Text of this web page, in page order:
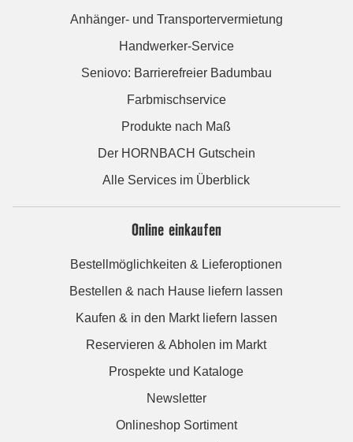
Anhänger- und Transportervermietung
Handwerker-Service
Seniovo: Barrierefreier Badumbau
Farbmischservice
Produkte nach Maß
Der HORNBACH Gutschein
Alle Services im Überblick
Online einkaufen
Bestellmöglichkeiten & Lieferoptionen
Bestellen & nach Hause liefern lassen
Kaufen & in den Markt liefern lassen
Reservieren & Abholen im Markt
Prospekte und Kataloge
Newsletter
Onlineshop Sortiment